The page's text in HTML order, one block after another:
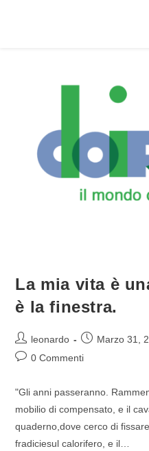
La mia vita è
è la finestra.
leonardo Marzo 31,
0 Commenti
"Gli anni passeranno.
mobilio di compensato, e il
quaderno,dove cerco di
fradiciesul calorifero, e il…